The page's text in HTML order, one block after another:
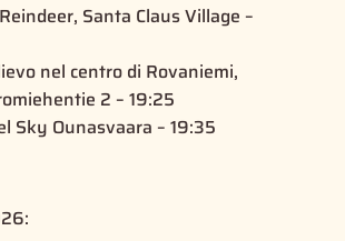
Santa Claus Village –
nel centro di Rovaniemi,
2 – 19:25
Sky Ounasvaara – 19:35